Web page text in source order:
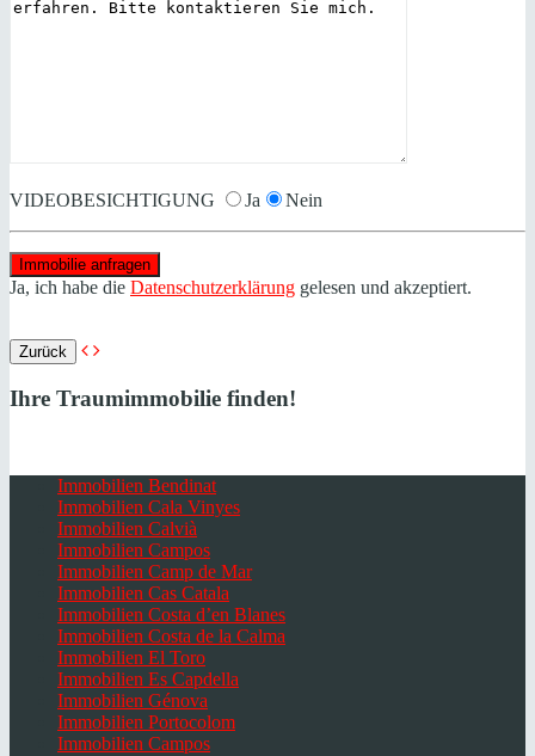
VIDEOBESICHTIGUNG Ja Nein
Ja, ich habe die Datenschutzerklärung gelesen und akzeptiert.
Zurück
Ihre Traumimmobilie finden!
Immobilien Bendinat
Immobilien Cala Vinyes
Immobilien Calvià
Immobilien Campos
Immobilien Camp de Mar
Immobilien Cas Catala
Immobilien Costa d’en Blanes
Immobilien Costa de la Calma
Immobilien El Toro
Immobilien Es Capdella
Immobilien Génova
Immobilien Portocolom
Immobilien Campos